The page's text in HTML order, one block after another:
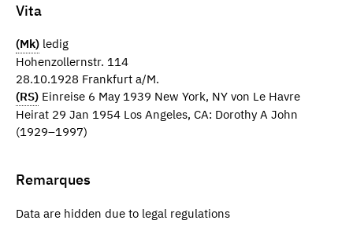
Vita
(Mk) ledig
Hohenzollernstr. 114
28.10.1928 Frankfurt a/M.
(RS) Einreise 6 May 1939 New York, NY von Le Havre
Heirat 29 Jan 1954 Los Angeles, CA: Dorothy A John
(1929–1997)
Remarques
Data are hidden due to legal regulations